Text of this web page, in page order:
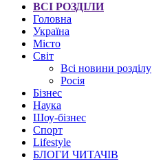
ВСІ РОЗДІЛИ
Головна
Україна
Місто
Світ
Всі новини розділу
Росія
Бізнес
Наука
Шоу-бізнес
Спорт
Lifestyle
БЛОГИ ЧИТАЧІВ